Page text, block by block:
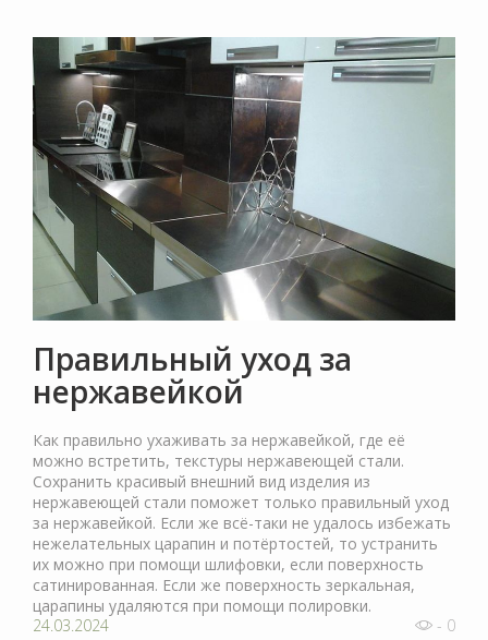
Правильный уход за
нержавейкой
Как правильно ухаживать за нержавейкой, где её
можно встретить, текстуры нержавеющей стали.
Сохранить красивый внешний вид изделия из
нержавеющей стали поможет только правильный уход
за нержавейкой. Если же всё-таки не удалось избежать
нежелательных царапин и потёртостей, то устранить
их можно при помощи шлифовки, если поверхность
сатинированная. Если же поверхность зеркальная,
царапины удаляются при помощи полировки.
24.03.2024
- 0